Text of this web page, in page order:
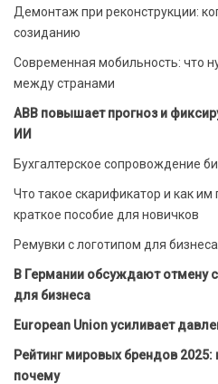
Демонтаж при реконструкции:
созиданию
Современная мобильность: что
между странами
ABB повышает прогноз и
ИИ
Бухгалтерское сопровождение
Что такое скарификатор и как
краткое пособие для новичков
Ремувки с логотипом для бизнеса
В Германии обсуждают отмену
для бизнеса
European Union усиливает
Рейтинг мировых брендов 2025:
почему